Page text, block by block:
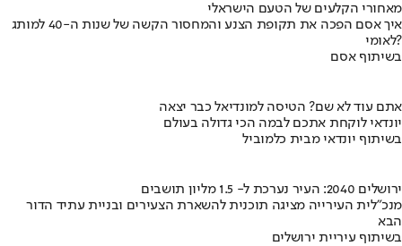
מאחורי הקלעים של הטעם הישראלי
איך אסם הפכה את תקופת הצנע והמחסור הקשה של שנות ה-40 למותג
לאומי?
בשיתוף אסם
אתם עוד לא שם? הטיסה למונדיאל כבר יצאה
יונדאי לוקחת אתכם לבמה הכי גדולה בעולם
בשיתוף יונדאי מבית כלמוביל
ירושלים 2040: העיר נערכת ל- 1.5 מליון תושבים
מנכ"לית העירייה מציגה תוכנית להשארת הצעירים ובניית עתיד הדור
הבא
בשיתוף עיריית ירושלים